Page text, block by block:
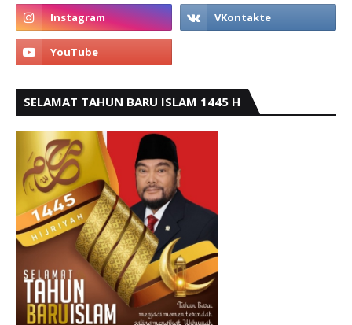
SELAMAT TAHUN BARU ISLAM 1445 H